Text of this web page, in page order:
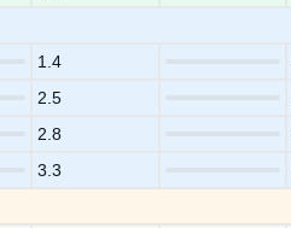
1.4
2.5
2.8
3.3